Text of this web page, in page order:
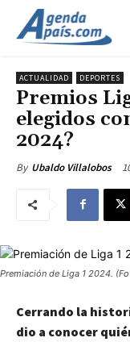
ACTUALIDAD DEPORTES
Premios
elegidos
2024?
By Ubaldo Villalobos
Premiación de Liga 1 2024.
Cerrando la
dio a conocer